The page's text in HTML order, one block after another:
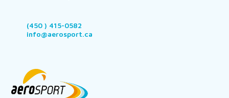
(450 ) 415-0582
info@aerosport.ca